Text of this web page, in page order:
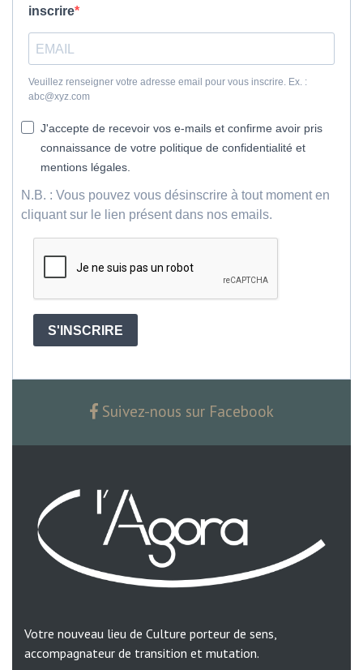
inscrire
Veuillez renseigner votre adresse email pour vous inscrire. Ex. :
abc@xyz.com
J'accepte de recevoir vos e-mails et confirme avoir pris
connaissance de votre politique de confidentialité et
mentions légales.
N.B. : Vous pouvez vous désinscrire à tout moment en
cliquant sur le lien présent dans nos emails.
S'INSCRIRE
Suivez-nous sur Facebook
Votre nouveau lieu de Culture porteur de sens,
accompagnateur de transition et mutation.